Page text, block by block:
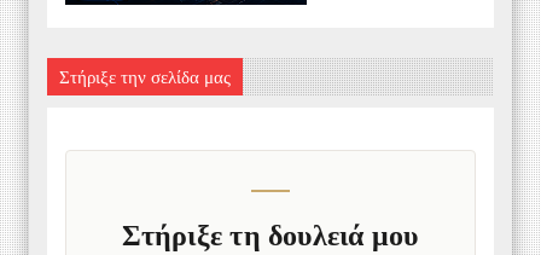
Στήριξε την σελίδα μας
Στήριξε τη δουλειά μου